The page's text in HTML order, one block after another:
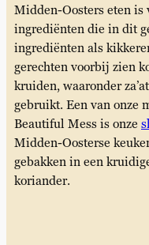
Midden-Oosters eten is
ingrediënten die in dit
ingrediënten als
gerechten voorbij zien
kruiden, waaronder
gebruikt. Een van onze
Beautiful Mess is onze
Midden-Oosterse
gebakken in een
koriander.